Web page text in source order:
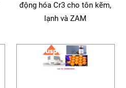
động hóa Cr3 cho tôn kẽm,
lạnh và ZAM